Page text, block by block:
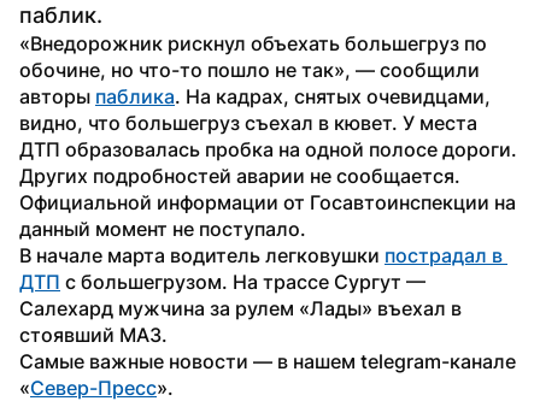
паблик.
«Внедорожник рискнул объехать большегруз по
обочине, но что-то пошло не так», — сообщили
авторы паблика. На кадрах, снятых очевидцами,
видно, что большегруз съехал в кювет. У места
ДТП образовалась пробка на одной полосе дороги.
Других подробностей аварии не сообщается.
Официальной информации от Госавтоинспекции на
данный момент не поступало.
В начале марта водитель легковушки пострадал в
ДТП с большегрузом. На трассе Сургут —
Салехард мужчина за рулем «Лады» въехал в
стоявший МАЗ.
Самые важные новости — в нашем telegram-канале
«Север-Пресс».